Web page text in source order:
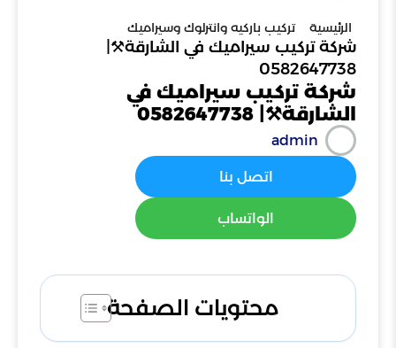
الرئيسية تركيب باركيه وانترلوك وسيراميك
شركة تركيب سيراميك في الشارقة⚒️|
0582647738
شركة تركيب سيراميك في
الشارقة⚒️| 0582647738
admin
اتصل بنا
الواتساب
محتويات الصفحة